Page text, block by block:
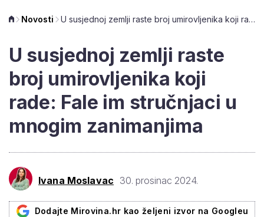
Novosti U susjednoj zemlji raste broj umirovljenika koji rade: Fale im stručnjaci u mnogim zanimanjima
U susjednoj zemlji raste
broj umirovljenika koji
rade: Fale im stručnjaci u
mnogim zanimanjima
Ivana Moslavac 30. prosinac 2024.
Dodajte Mirovina.hr kao željeni izvor na Googleu